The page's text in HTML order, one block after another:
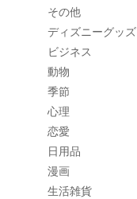
その他
ディズニーグッズ
ビジネス
動物
季節
心理
恋愛
日用品
漫画
生活雑貨